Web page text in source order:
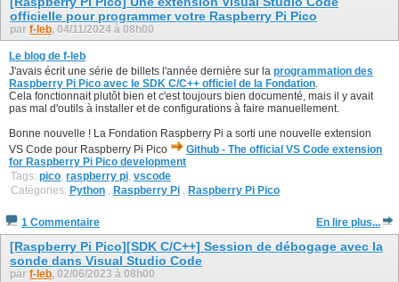
officielle pour programmer votre Raspberry Pi Pico
par f-leb, 04/11/2024 à 08h00
Le blog de f-leb
J'avais écrit une série de billets l'année dernière sur la programmation des
Raspberry Pi Pico avec le SDK C/C++ officiel de la Fondation
Cela fonctionnait plutôt bien et c'est toujours bien documenté, mais il y avait
pas mal d'outils à installer et de configurations à faire manuellement.
Bonne nouvelle ! La Fondation Raspberry Pi a sorti une nouvelle extension
VS Code pour Raspberry Pi Pico
Github - The official VS Code extension
for Raspberry Pi Pico development
Tags: pico, raspberry pi, vscode
Catégories: Python , Raspberry Pi , Raspberry Pi Pico
1 Commentaire En lire plus...
[Raspberry Pi Pico][SDK C/C++] Session de débogage avec la
sonde dans Visual Studio Code
par f-leb, 02/06/2023 à 08h00